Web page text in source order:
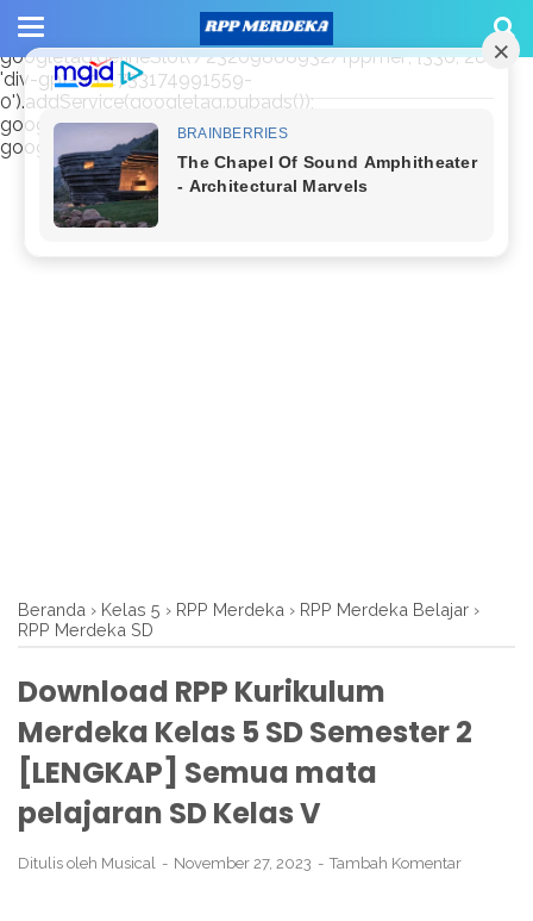
window.googletag = window.googletag || {cmd: []};
googletag.cmd.push(function() {
googletag.defineSlot('/23209888932/rppmer', [336, 280],
'div-gpt-ad-1733174991559-
0').addService(googletag.pubads());
googletag.pubads().enableSingleRequest();
googletag.enableServices(); });
Beranda › Kelas 5 › RPP Merdeka › RPP Merdeka Belajar ›
RPP Merdeka SD
Download RPP Kurikulum
Merdeka Kelas 5 SD Semester 2
[LENGKAP] Semua mata
pelajaran SD Kelas V
Ditulis oleh Musical November 27, 2023 Tambah Komentar